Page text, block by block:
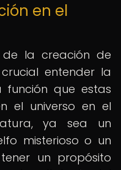
en el
de la creación de
entender la
que estas
el universo en el
ya sea un
misterioso o un
un propósito